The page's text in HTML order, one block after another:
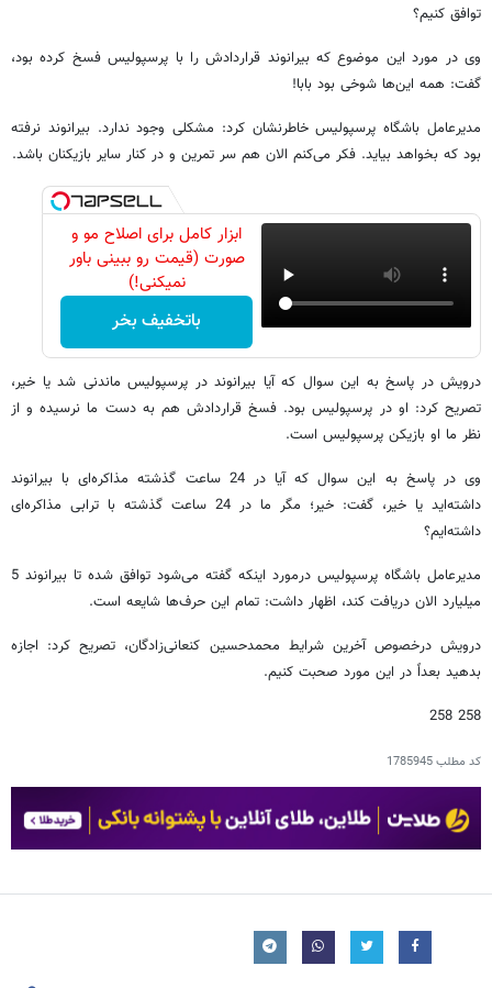
توافق کنیم؟
وی در مورد این موضوع که بیرانوند قراردادش را با پرسپولیس فسخ کرده بود،
گفت: همه این‌ها شوخی بود بابا!
مدیرعامل باشگاه پرسپولیس خاطرنشان کرد: مشکلی وجود ندارد. بیرانوند نرفته
بود که بخواهد بیاید. فکر می‌کنم الان هم سر تمرین و در کنار سایر بازیکنان باشد.
ابزار کامل برای اصلاح مو و
صورت (قیمت رو ببینی باور
نمیکنی!)
باتخفیف بخر
درویش در پاسخ به این سوال که آیا بیرانوند در پرسپولیس ماندنی شد یا خیر،
تصریح کرد: او در پرسپولیس بود. فسخ قراردادش هم به دست ما نرسیده و از
نظر ما او بازیکن پرسپولیس است.
وی در پاسخ به این سوال که آیا در 24 ساعت گذشته مذاکره‌ای با بیرانوند
داشته‌اید یا خیر، گفت: خیر؛ مگر ما در 24 ساعت گذشته با ترابی مذاکره‌ای
داشته‌ایم؟
مدیرعامل باشگاه پرسپولیس درمورد اینکه گفته می‌شود توافق شده تا بیرانوند 5
میلیارد الان دریافت کند، اظهار داشت: تمام این حرف‌ها شایعه است.
درویش درخصوص آخرین شرایط محمدحسین کنعانی‌زادگان، تصریح کرد: اجازه
بدهید بعداً در این مورد صحبت کنیم.
258 258
کد مطلب1785945